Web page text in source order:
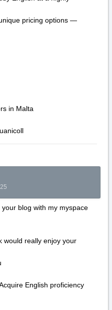
pricing options —
in Malta
blog with my myspace
would really enjoy your
English proficiency